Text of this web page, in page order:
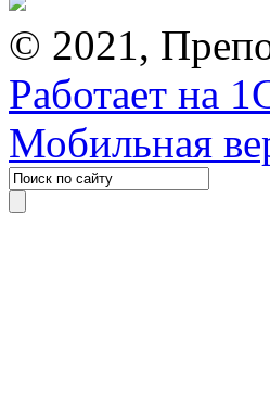
© 2021,
Работает на
Мобильная